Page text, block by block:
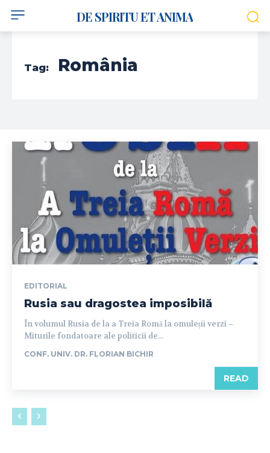
DE SPIRITU ET ANIMA
Tag: România
EDITORIAL
Rusia sau dragostea imposibilă
În volumul Rusia de la a Treia Romă la omuleții verzi –
Miturile fondatoare ale politicii de...
CONF. UNIV. DR. FLORIAN BICHIR
READ